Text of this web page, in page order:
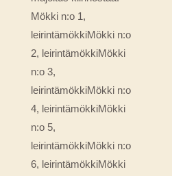
Mökki n:o 1,
leirintämökkiMökki n:o
2, leirintämökkiMökki
n:o 3,
leirintämökkiMökki n:o
4, leirintämökkiMökki
n:o 5,
leirintämökkiMökki n:o
6, leirintämökkiMökki